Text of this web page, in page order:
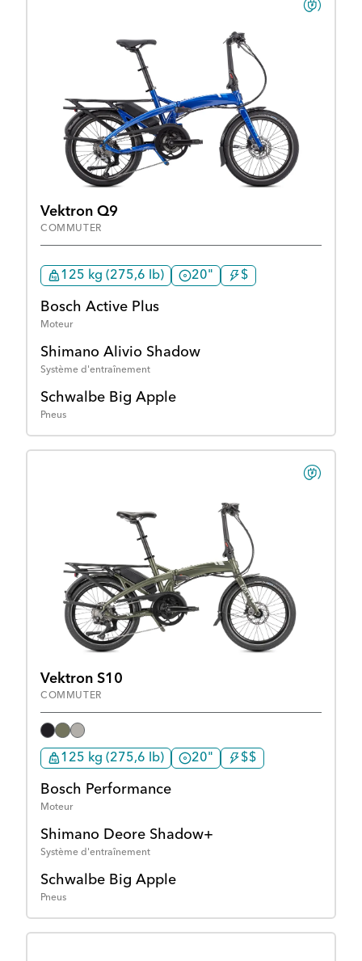
Vektron Q9
COMMUTER
125 kg (275,6 lb) 20" $
Bosch Active Plus
Moteur
Shimano Alivio Shadow
Système d'entraînement
Schwalbe Big Apple
Pneus
Vektron S10
COMMUTER
125 kg (275,6 lb) 20" $$
Bosch Performance
Moteur
Shimano Deore Shadow+
Système d'entraînement
Schwalbe Big Apple
Pneus